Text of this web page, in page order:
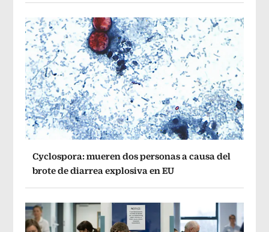
Cyclospora: mueren dos personas a causa del
brote de diarrea explosiva en EU